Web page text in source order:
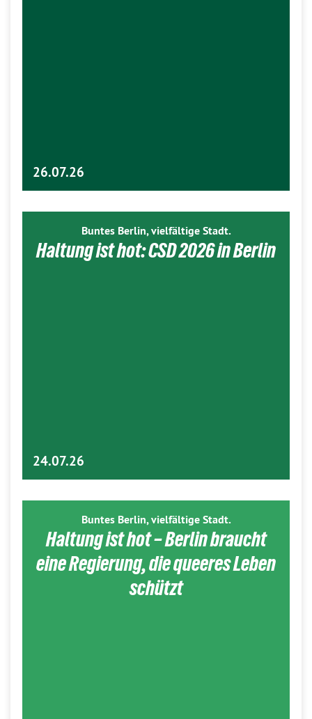
26.07.26
Buntes Berlin, vielfältige Stadt.
Haltung ist hot: CSD 2026 in Berlin
24.07.26
Buntes Berlin, vielfältige Stadt.
Haltung ist hot – Berlin braucht
eine Regierung, die queeres Leben
schützt